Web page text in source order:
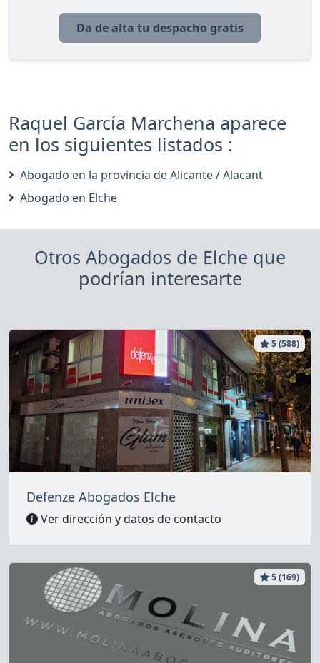
Da de alta tu despacho gratis
Raquel García Marchena aparece
en los siguientes listados :
Abogado en la provincia de Alicante / Alacant
Abogado en Elche
Otros Abogados de Elche que
podrían interesarte
5 (588)
Defenze Abogados Elche
Ver dirección y datos de contacto
5 (169)